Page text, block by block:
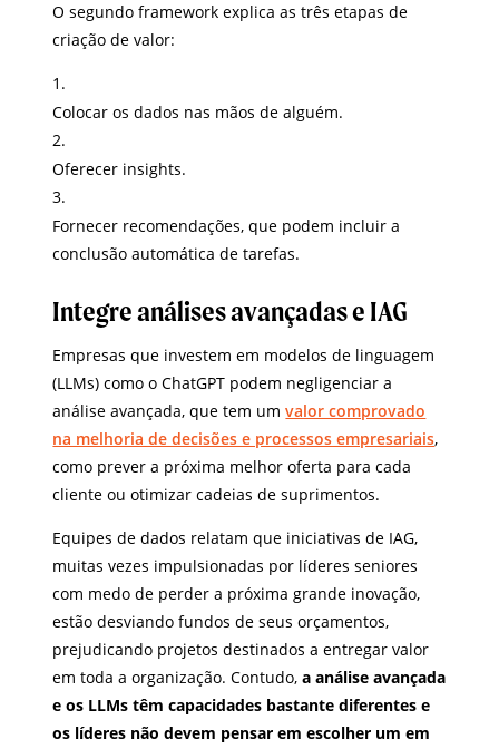
O segundo framework explica as três etapas de
criação de valor:
Colocar os dados nas mãos de alguém.
Oferecer insights.
Fornecer recomendações, que podem incluir a
conclusão automática de tarefas.
Integre análises avançadas e IAG
Empresas que investem em modelos de linguagem
(LLMs) como o ChatGPT podem negligenciar a
análise avançada, que tem umvalor comprovado
na melhoria de decisões e processos empresariais,
como prever a próxima melhor oferta para cada
cliente ou otimizar cadeias de suprimentos.
Equipes de dados relatam que iniciativas de IAG,
muitas vezes impulsionadas por líderes seniores
com medo de perder a próxima grande inovação,
estão desviando fundos de seus orçamentos,
prejudicando projetos destinados a entregar valor
em toda a organização. Contudo,a análise avançada
e os LLMs têm capacidades bastante diferentes e
os líderes não devem pensar em escolher um em